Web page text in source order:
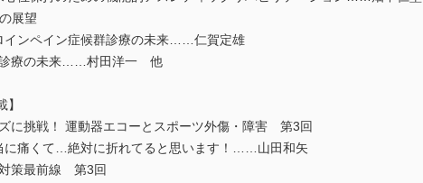
展望
ンペイン症候群診療の未来……仁賀定雄
療の未来……村田洋一 他
】
に挑戦！ 運動器エコーとスポーツ外傷・障害 第3回
痛くて…絶対に折れてると思います！……山田和矢
策最前線 第3回